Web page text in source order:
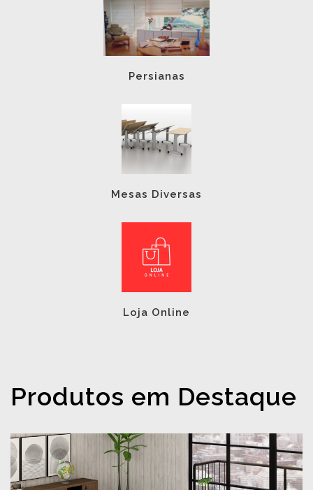
Persianas
Mesas Diversas
Loja Online
Produtos em Destaque